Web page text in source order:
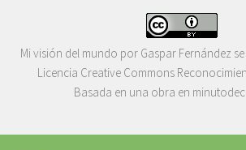
Mi visión del mundo por Gaspar Fernández
Licencia Creative Commons
Basada en una obra en